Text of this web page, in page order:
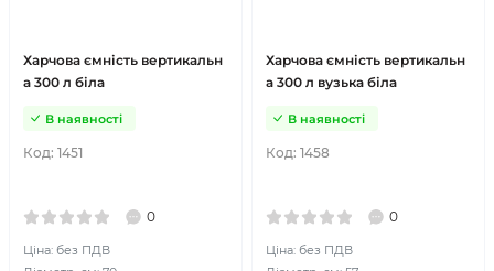
Харчова ємність вертикальн
а 300 л біла
Код: 1451
В наявності
0
Ціна: без ПДВ
Харчова ємність вертикальн
а 300 л вузька біла
Код: 1458
В наявності
0
Ціна: без ПДВ